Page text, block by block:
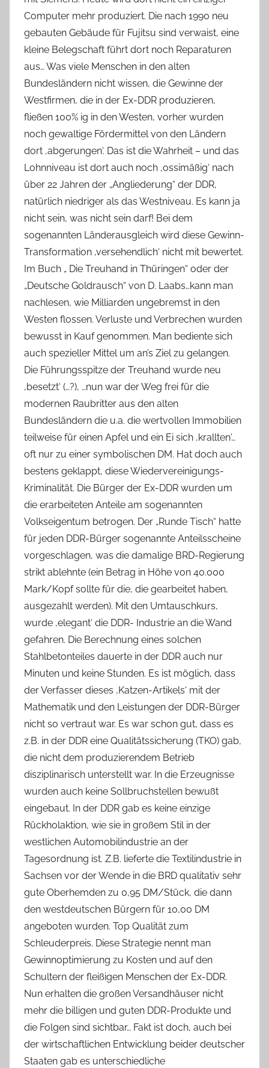
Computer mehr produziert. Die nach 1990 neu
gebauten Gebäude für Fujitsu sind verwaist, eine
kleine Belegschaft führt dort noch Reparaturen
aus… Was viele Menschen in den alten
Bundesländern nicht wissen, die Gewinne der
Westfirmen, die in der Ex-DDR produzieren,
fließen 100% ig in den Westen, vorher wurden
noch gewaltige Fördermittel von den Ländern
dort ‚abgerungen‘. Das ist die Wahrheit – und das
Lohnniveau ist dort auch noch ‚ossimäßig‘ nach
über 22 Jahren der „Angliederung“ der DDR,
natürlich niedriger als das Westniveau. Es kann ja
nicht sein, was nicht sein darf! Bei dem
sogenannten Länderausgleich wird diese Gewinn-
Transformation ‚versehendlich‘ nicht mit bewertet.
Im Buch „ Die Treuhand in Thüringen“ oder der
„Deutsche Goldrausch“ von D. Laabs…kann man
nachlesen, wie Milliarden ungebremst in den
Westen flossen. Verluste und Verbrechen wurden
bewusst in Kauf genommen. Man bediente sich
auch spezieller Mittel um an’s Ziel zu gelangen.
Die Führungsspitze der Treuhand wurde neu
‚besetzt‘ (…?), …nun war der Weg frei für die
modernen Raubritter aus den alten
Bundesländern die u.a. die wertvollen Immobilien
teilweise für einen Apfel und ein Ei sich ‚krallten‘…
oft nur zu einer symbolischen DM. Hat doch auch
bestens geklappt, diese Wiedervereinigungs-
Kriminalität. Die Bürger der Ex-DDR wurden um
die erarbeiteten Anteile am sogenannten
Volkseigentum betrogen. Der „Runde Tisch“ hatte
für jeden DDR-Bürger sogenannte Anteilsscheine
vorgeschlagen, was die damalige BRD-Regierung
strikt ablehnte (ein Betrag in Höhe von 40.000
Mark/Kopf sollte für die, die gearbeitet haben,
ausgezahlt werden). Mit den Umtauschkurs,
wurde ‚elegant‘ die DDR- Industrie an die Wand
gefahren. Die Berechnung eines solchen
Stahlbetonteiles dauerte in der DDR auch nur
Minuten und keine Stunden. Es ist möglich, dass
der Verfasser dieses ‚Katzen-Artikels‘ mit der
Mathematik und den Leistungen der DDR-Bürger
nicht so vertraut war. Es war schon gut, dass es
z.B. in der DDR eine Qualitätssicherung (TKO) gab,
die nicht dem produzierendem Betrieb
disziplinarisch unterstellt war. In die Erzeugnisse
wurden auch keine Sollbruchstellen bewußt
eingebaut. In der DDR gab es keine einzige
Rückholaktion, wie sie in großem Stil in der
westlichen Automobilindustrie an der
Tagesordnung ist. Z.B. lieferte die Textilindustrie in
Sachsen vor der Wende in die BRD qualitativ sehr
gute Oberhemden zu 0,95 DM/Stück, die dann
den westdeutschen Bürgern für 10,00 DM
angeboten wurden. Top Qualität zum
Schleuderpreis. Diese Strategie nennt man
Gewinnoptimierung zu Kosten und auf den
Schultern der fleißigen Menschen der Ex-DDR.
Nun erhalten die großen Versandhäuser nicht
mehr die billigen und guten DDR-Produkte und
die Folgen sind sichtbar… Fakt ist doch, auch bei
der wirtschaftlichen Entwicklung beider deutscher
Staaten gab es unterschiedliche